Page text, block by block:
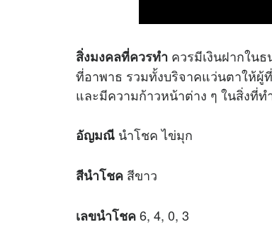
สิ่งมงคลที่ควรทำ ควรมีเงินฝากใน
ที่อาพาธ รวมทั้งบริจาคแว่นตาให้ผู้
และมีความก้าวหน้าต่าง ๆ ในสิ่งที่ท
อัญมณี นำโชค ไข่มุก
สีนำโชค สีขาว
เลขนำโชค6, 4, 0, 3